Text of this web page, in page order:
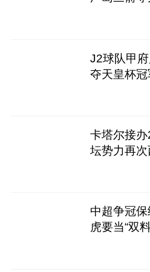
J2球队甲
夺天皇杯
卡塔尔接
坛势力再次
中超争冠
虎要当“双